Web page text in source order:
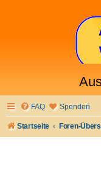
FAQ Spenden
Startseite Foren-